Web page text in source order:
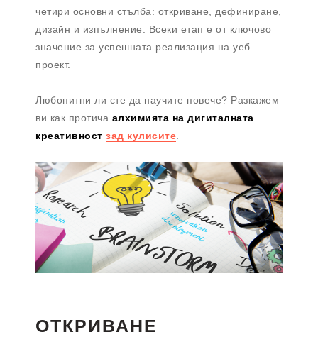
четири основни стълба: откриване, дефиниране,
дизайн и изпълнение. Всеки етап е от ключово
значение за успешната реализация на уеб
проект.
Любопитни ли сте да научите повече? Разкажем
ви как протича алхимията на дигиталната
креативност зад кулисите
ОТКРИВАНЕ